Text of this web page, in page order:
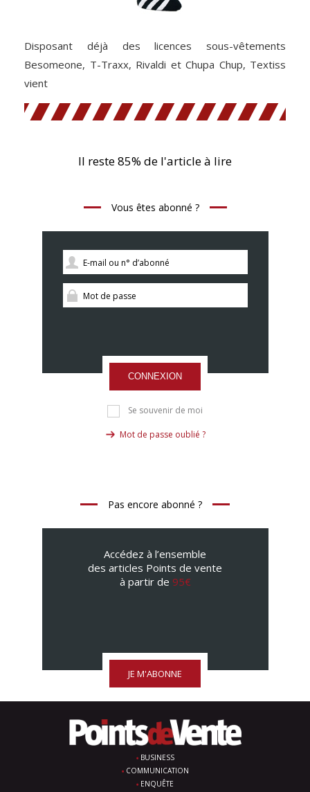
Disposant déjà des licences sous-vêtements
Besomeone, T-Traxx, Rivaldi et Chupa Chup, Textiss
vient
Il reste 85% de l'article à lire
Vous êtes abonné ?
CONNEXION
Se souvenir de moi
Mot de passe oublié ?
Pas encore abonné ?
Accédez à l’ensemble
des articles Points de vente
à partir de 95€
JE M'ABONNE
BUSINESS
COMMUNICATION
ENQUÊTE